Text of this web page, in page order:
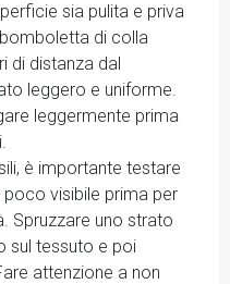
sia pulita e priva
di colla
di distanza dal
leggero e uniforme.
leggermente prima
è importante testare
visibile prima per
Spruzzare uno strato
sul tessuto e poi
attenzione a non